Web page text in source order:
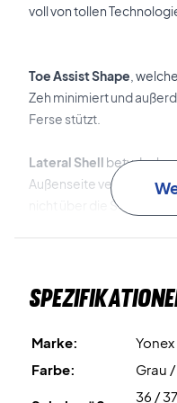
voll von tollen
Toe Assist Shape ,
Zeh minimiert und
Ferse stützt.
Lateral Shell betyder
Außenseite verstärkt ist,
nicht über die Sohle
zwischen deinem Fuß
Stoßabsorbierung und
Marke:
Yonex
Farbe:
Grau
36 /